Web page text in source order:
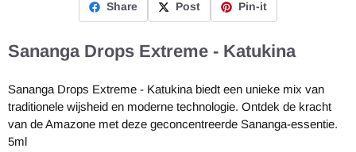
Share Post Pin-it
Sananga Drops Extreme - Katukina
Sananga Drops Extreme - Katukina biedt een unieke mix van
traditionele wijsheid en moderne technologie. Ontdek de kracht
van de Amazone met deze geconcentreerde Sananga-essentie.
5ml